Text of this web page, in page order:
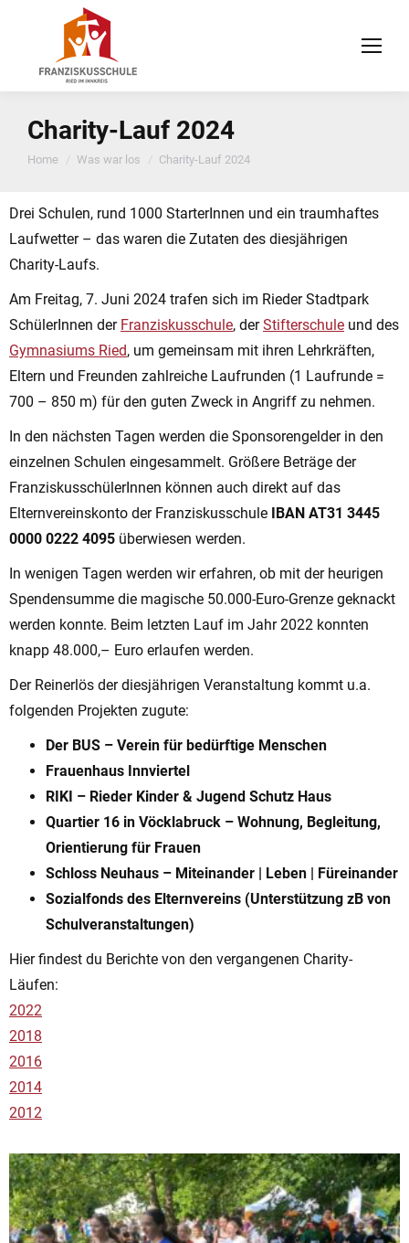
Charity-Lauf 2024
You are here:
Home Was war los Charity-Lauf 2024
Drei Schulen, rund 1000 StarterInnen und ein traumhaftes
Laufwetter – das waren die Zutaten des diesjährigen
Charity-Laufs.
Am Freitag, 7. Juni 2024 trafen sich im Rieder Stadtpark
SchülerInnen der Franziskusschule, derStifterschule und des
Gymnasiums Ried, um gemeinsam mit ihren Lehrkräften,
Eltern und Freunden zahlreiche Laufrunden (1 Laufrunde =
700 – 850 m) für den guten Zweck in Angriff zu nehmen.
In den nächsten Tagen werden die Sponsorengelder in den
einzelnen Schulen eingesammelt. Größere Beträge der
FranziskusschülerInnen können auch direkt auf das
Elternvereinskonto der Franziskusschule IBAN AT31 3445
0000 0222 4095 überwiesen werden.
In wenigen Tagen werden wir erfahren, ob mit der heurigen
Spendensumme die magische 50.000-Euro-Grenze geknackt
werden konnte. Beim letzten Lauf im Jahr 2022 konnten
knapp 48.000,– Euro erlaufen werden.
Der Reinerlös der diesjährigen Veranstaltung kommt u.a.
folgenden Projekten zugute:
Der BUS – Verein für bedürftige Menschen
Frauenhaus Innviertel
RIKI – Rieder Kinder & Jugend Schutz Haus
Quartier 16 in Vöcklabruck – Wohnung, Begleitung,
Orientierung für Frauen
Schloss Neuhaus – Miteinander | Leben | Füreinander
Sozialfonds des Elternvereins (Unterstützung zB von
Schulveranstaltungen)
Hier findest du Berichte von den vergangenen Charity-
Läufen:
2022
2018
2016
2014
2012